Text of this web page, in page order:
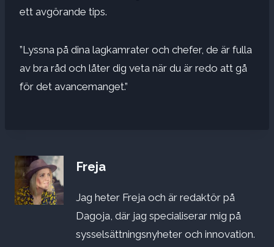
ett avgörande tips.
”Lyssna på dina lagkamrater och chefer, de är fulla
av bra råd och låter dig veta när du är redo att gå
för det avancemanget.”
Freja
Jag heter Freja och är redaktör på
Dagoja, där jag specialiserar mig på
sysselsättningsnyheter och innovation.